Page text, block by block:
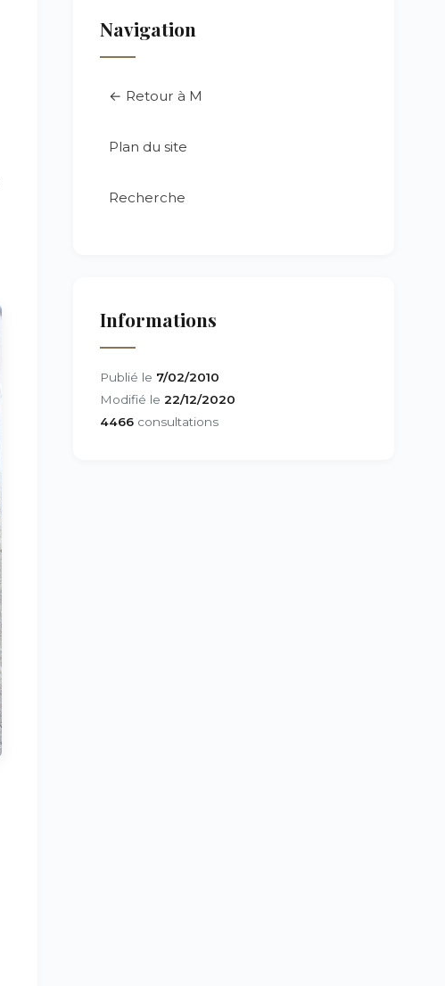
Navigation
← Retour à M
Plan du site
Recherche
Informations
Publié le 7/02/2010
Modifié le 22/12/2020
4466 consultations